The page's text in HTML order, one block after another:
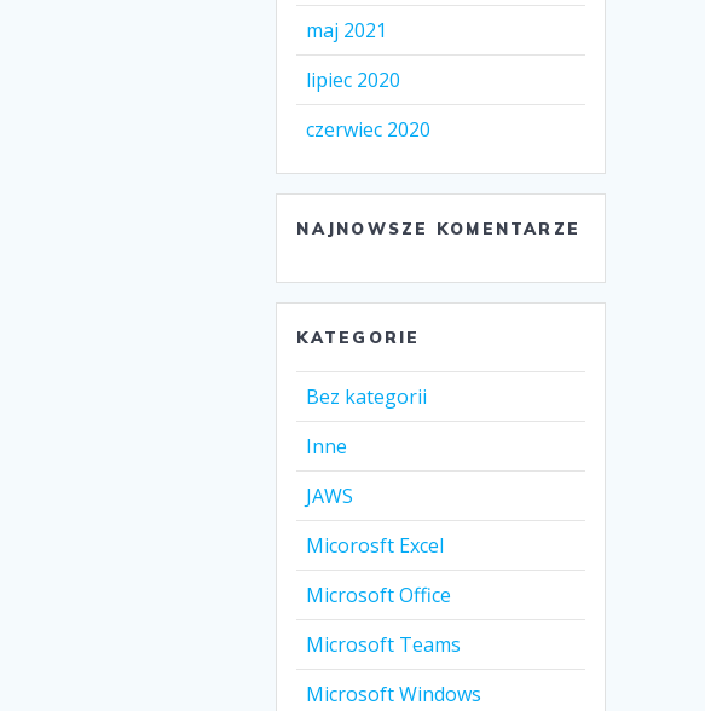
maj 2021
lipiec 2020
czerwiec 2020
NAJNOWSZE KOMENTARZE
KATEGORIE
Bez kategorii
Inne
JAWS
Micorosft Excel
Microsoft Office
Microsoft Teams
Microsoft Windows